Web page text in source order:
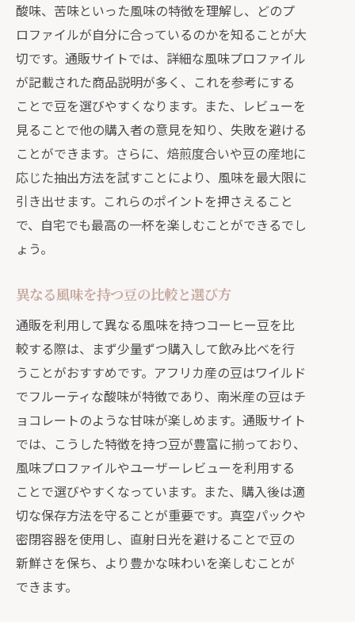
酸味、苦味といった風味の特徴を理解し、どのプ
ロファイルが自分に合っているのかを知ることが大
切です。通販サイトでは、詳細な風味プロファイル
が記載された商品説明が多く、これを参考にする
ことで豆を選びやすくなります。また、レビューを
見ることで他の購入者の意見を知り、失敗を避ける
ことができます。さらに、焙煎度合いや豆の産地に
応じた抽出方法を試すことにより、風味を最大限に
引き出せます。これらのポイントを押さえること
で、自宅でも最高の一杯を楽しむことができるでし
ょう。
異なる風味を持つ豆の比較と選び方
通販を利用して異なる風味を持つコーヒー豆を比
較する際は、まず少量ずつ購入して飲み比べを行
うことがおすすめです。アフリカ産の豆はワイルド
でフルーティな酸味が特徴であり、南米産の豆はチ
ョコレートのような甘味が楽しめます。通販サイト
では、こうした特徴を持つ豆が豊富に揃っており、
風味プロファイルやユーザーレビューを利用する
ことで選びやすくなっています。また、購入後は適
切な保存方法を守ることが重要です。真空パックや
密閉容器を使用し、直射日光を避けることで豆の
新鮮さを保ち、より豊かな味わいを楽しむことが
できます。